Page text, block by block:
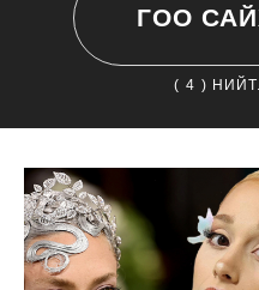
ГОО
( 4 )